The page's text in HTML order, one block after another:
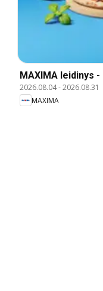
MAXIMA leidinys
2026.08.04-2026.08.31
MAXIMA